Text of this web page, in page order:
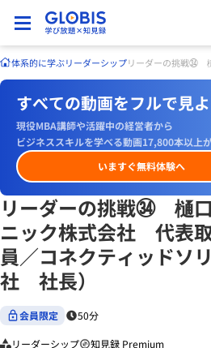
体系的に学ぶリーダーシップリーダーの挑戦㉞
すべての動画をフルで見よ
現役MBA講師や活躍中の経営者から
ビジネススキルを学べる動画17,800本以上
いますぐ無料体験へ
リーダーの挑戦㉞ 樋
ニック株式会社 代表
員／コネクティッドソ
社 社長）
会員限定 50分
リーダーシップ 知見録 Premium